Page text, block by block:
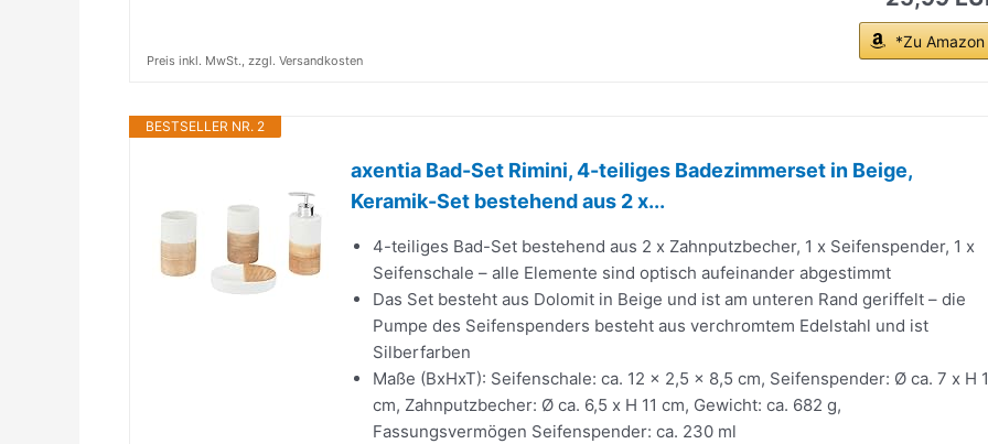
*Zu Amazon
Preis inkl. MwSt., zzgl. Versandkosten
BESTSELLER NR. 2
axentia Bad-Set Rimini, 4-teiliges Badezimmerset in Beige,
Keramik-Set bestehend aus 2 x...
4-teiliges Bad-Set bestehend aus 2 x Zahnputzbecher, 1 x Seifenspender, 1 x
Seifenschale – alle Elemente sind optisch aufeinander abgestimmt
Das Set besteht aus Dolomit in Beige und ist am unteren Rand geriffelt – die
Pumpe des Seifenspenders besteht aus verchromtem Edelstahl und ist
Silberfarben
Maße (BxHxT): Seifenschale: ca. 12 x 2,5 x 8,5 cm, Seifenspender: Ø ca. 7 x H
cm, Zahnputzbecher: Ø ca. 6,5 x H 11 cm, Gewicht: ca. 682 g,
Fassungsvermögen Seifenspender: ca. 230 ml